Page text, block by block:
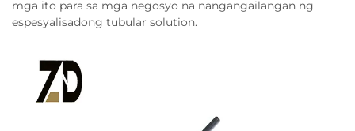
mga ito para sa mga negosyo na nangangailangan ng
espesyalisadong tubular solution.